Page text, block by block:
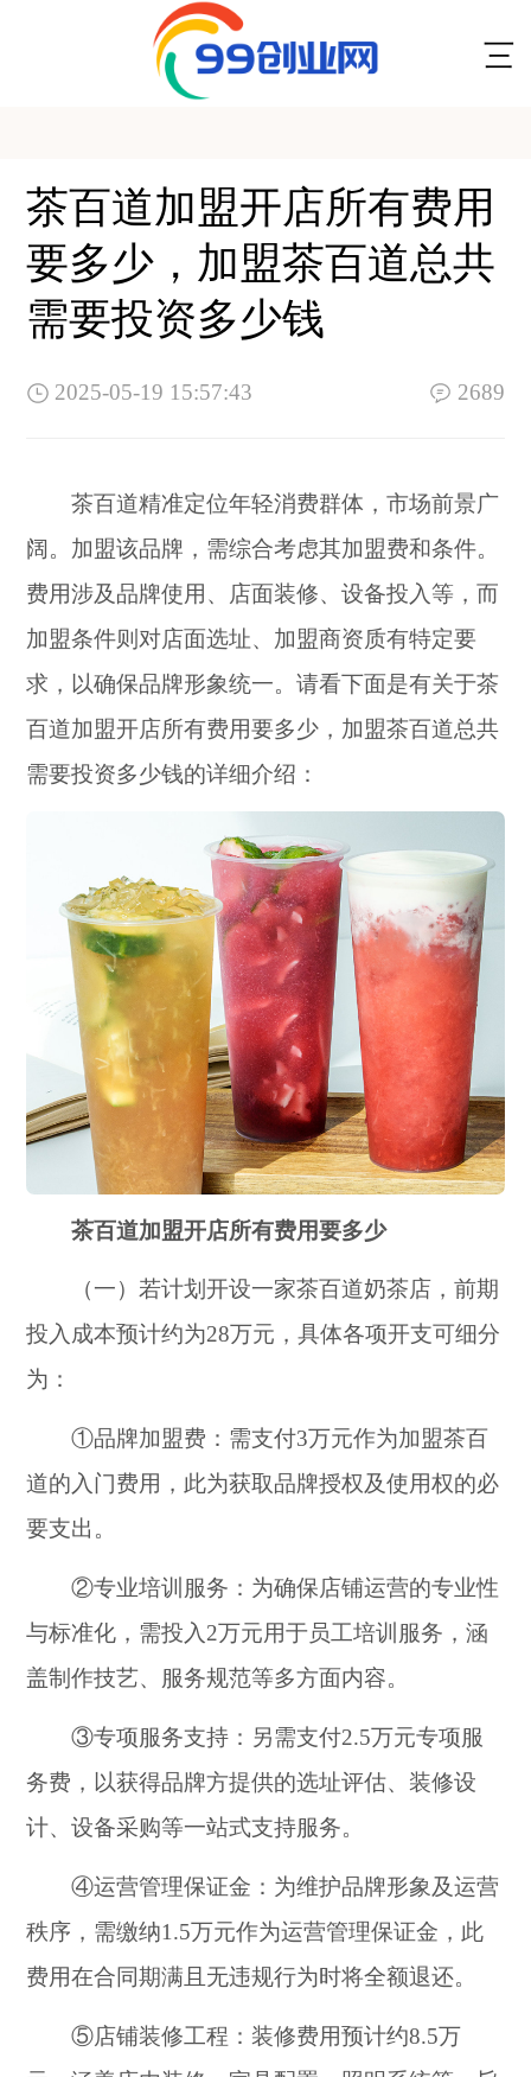
茶百道加盟开店所有费用
要多少，加盟茶百道总共
需要投资多少钱
2025-05-19 15:57:43 2689
茶百道精准定位年轻消费群体，市场前景广
阔。加盟该品牌，需综合考虑其加盟费和条件。
费用涉及品牌使用、店面装修、设备投入等，而
加盟条件则对店面选址、加盟商资质有特定要
求，以确保品牌形象统一。请看下面是有关于茶
百道加盟开店所有费用要多少，加盟茶百道总共
需要投资多少钱的详细介绍：
茶百道加盟开店所有费用要多少
（一）若计划开设一家茶百道奶茶店，前期
投入成本预计约为28万元，具体各项开支可细分
为：
①品牌加盟费：需支付3万元作为加盟茶百
道的入门费用，此为获取品牌授权及使用权的必
要支出。
②专业培训服务：为确保店铺运营的专业性
与标准化，需投入2万元用于员工培训服务，涵
盖制作技艺、服务规范等多方面内容。
③专项服务支持：另需支付2.5万元专项服
务费，以获得品牌方提供的选址评估、装修设
计、设备采购等一站式支持服务。
④运营管理保证金：为维护品牌形象及运营
秩序，需缴纳1.5万元作为运营管理保证金，此
费用在合同期满且无违规行为时将全额退还。
⑤店铺装修工程：装修费用预计约8.5万